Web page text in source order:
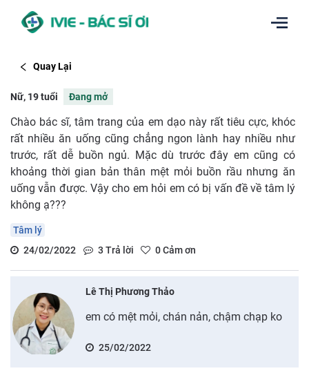
Quay Lại
Nữ, 19 tuổi Đang mở
Chào bác sĩ, tâm trang của em dạo này rất tiêu cực, khóc
rất nhiều ăn uống cũng chẳng ngon lành hay nhiều như
trước, rất dễ buồn ngủ. Mặc dù trước đây em cũng có
khoảng thời gian bản thân mệt mỏi buồn rầu nhưng ăn
uống vẫn được. Vậy cho em hỏi em có bị vấn đề về tâm lý
không ạ???
Tâm lý
24/02/2022
3 Trả lời 0Cảm ơn
Lê Thị Phương Thảo
em có mệt mỏi, chán nản, chậm chạp ko
25/02/2022